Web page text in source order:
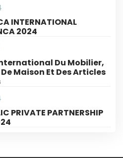
INTERNATIONAL
2024
Du Mobilier,
Maison Et Des Articles
PRIVATE PARTNERSHIP